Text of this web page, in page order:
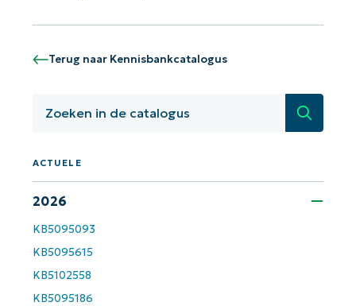
Terug naar Kennisbankcatalogus
Zoeken
ACTUELE
2026
KB5095093
KB5095615
KB5102558
KB5095186
Aan de slag met NinjaOne AI-
gestuurde KB-analyses!
First
and
name*
email*